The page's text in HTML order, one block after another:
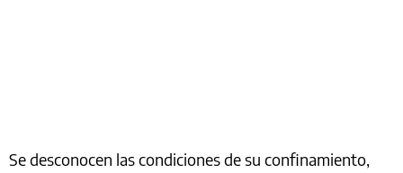
Se desconocen las condiciones de su confinamiento,